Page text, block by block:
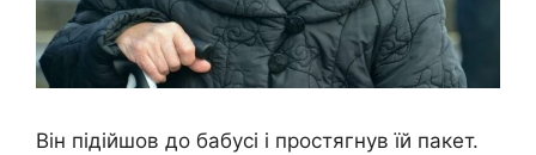
Він підійшов до бабусі і простягнув їй пакет.